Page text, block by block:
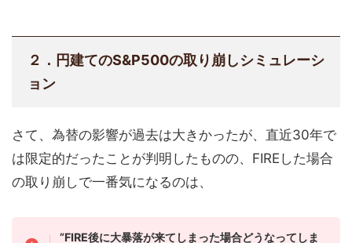
２．円建てのS&P500の取り崩しシミュレーシ
ョン
さて、為替の影響が過去は大きかったが、直近30年で
は限定的だったことが判明したものの、FIREした場合
の取り崩しで一番気になるのは、
”FIRE後に大暴落が来てしまった場合どうなってしま